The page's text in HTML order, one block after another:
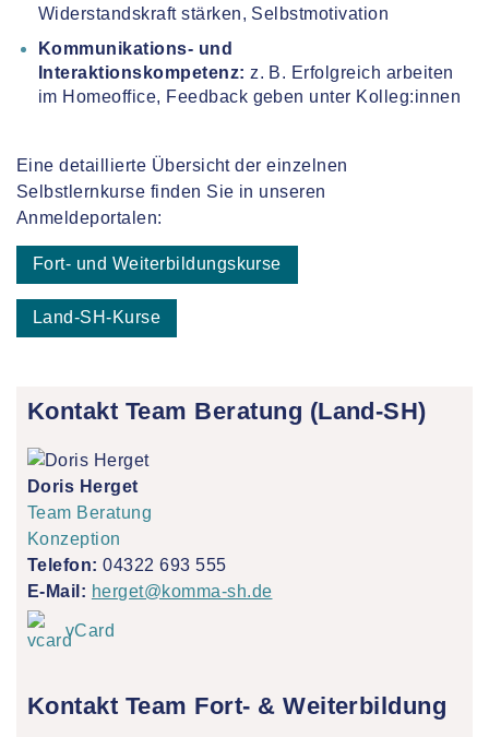
Widerstandskraft stärken, Selbstmotivation
Kommunikations- und
Interaktionskompetenz: z. B. Erfolgreich arbeiten
im Homeoffice, Feedback geben unter Kolleg:innen
Eine detaillierte Übersicht der einzelnen
Selbstlernkurse finden Sie in unseren
Anmeldeportalen:
Fort- und Weiterbildungskurse
Land-SH-Kurse
Kontakt Team Beratung (Land-SH)
Doris Herget
Team Beratung
Konzeption
Telefon: 04322 693 555
E-Mail: herget@komma-sh.de
vCard
Kontakt Team Fort- & Weiterbildung